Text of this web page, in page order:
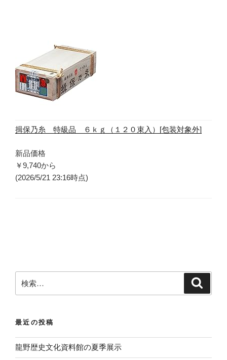
揖保乃糸 特級品 ６ｋｇ（１２０束入）[包装対象外]
新品価格
￥9,740から
(2026/5/21 23:16時点)
最近の投稿
龍野歴史文化資料館の夏季展示